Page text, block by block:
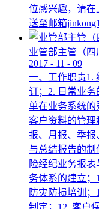
位感兴趣，请在
送至邮箱
业管部主管（四
2017 - 11 - 09
一、工作职责1.
订；2. 日常业
单在业务系统的
客户资料的管理
报、月报、季报
与总结报告的制
险经纪业务报
务体系的建立
防灾防损培训
制定；12. 客户